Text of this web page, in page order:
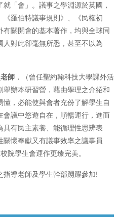
「會」。議事之學淵源於英國，
羅伯特議事規則》、《民權初
關開會的基本著作，均與全球同
對此卻毫無所悉，甚至不以為
老師 ，（曾任聖約翰科技大學課外活
辦本研習營，藉由學理之介紹和
，必能使與會者充份了解學生自
議中悠遊自在，順暢運行，進而
有民主素養、能循理性思辨表
懷奉獻又有議事效率之議事員
院學生會運作更臻完美。
導老師及學生幹部踴躍參加!